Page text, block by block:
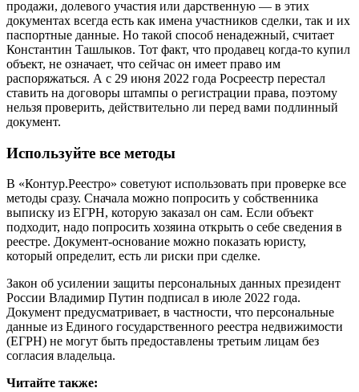
продажи, долевого участия или дарственную — в этих
документах всегда есть как имена участников сделки, так и их
паспортные данные. Но такой способ ненадежный, считает
Константин Ташлыков. Тот факт, что продавец когда-то купил
объект, не означает, что сейчас он имеет право им
распоряжаться. А с 29 июня 2022 года Росреестр перестал
ставить на договоры штампы о регистрации права, поэтому
нельзя проверить, действительно ли перед вами подлинный
документ.
Используйте все методы
В «Контур.Реестро» советуют использовать при проверке все
методы сразу. Сначала можно попросить у собственника
выписку из ЕГРН, которую заказал он сам. Если объект
подходит, надо попросить хозяина открыть о себе сведения в
реестре. Документ-основание можно показать юристу,
который определит, есть ли риски при сделке.
Закон об усилении защиты персональных данных президент
России Владимир Путин подписал в июле 2022 года.
Документ предусматривает, в частности, что персональные
данные из Единого государственного реестра недвижимости
(ЕГРН) не могут быть предоставлены третьим лицам без
согласия владельца.
Читайте также: